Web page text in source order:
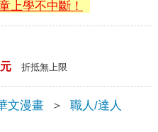
上學不中斷！
折抵無上限
文漫畫 ＞ 職人/達人